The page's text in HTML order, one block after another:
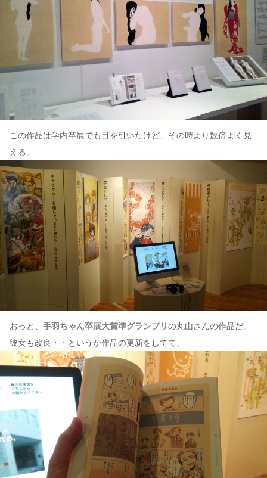
この作品は学内卒展でも目を引いたけど、その時より数倍よく見
える。
おっと、 手羽ちゃん卒展大賞準グランプリの丸山さんの作品だ。
彼女も改良・・というか作品の更新をしてて、